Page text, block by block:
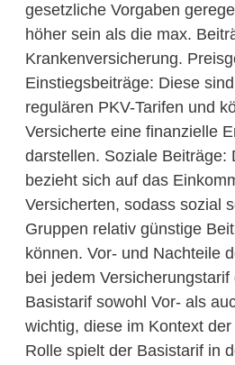
gesetzliche Vorgaben
höher sein als die max.
Krankenversicherung.
Einstiegsbeiträge: Diese
regulären PKV-Tarifen und
Versicherte eine finanzielle
darstellen. Soziale Beiträge:
bezieht sich auf das
Versicherten, sodass sozial
Gruppen relativ günstige
können. Vor- und Nachteile
bei jedem
Basistarif sowohl Vor- als
wichtig, diese im Kontext der
Rolle spielt der Basistarif in